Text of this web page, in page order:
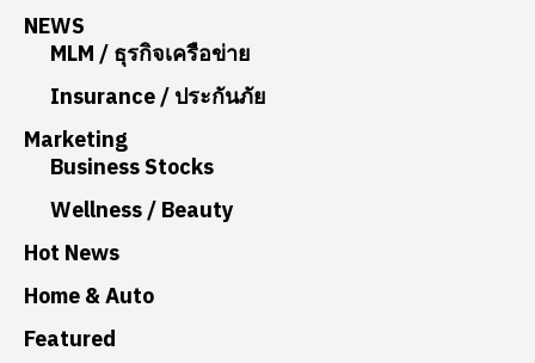
NEWS
MLM / ธุรกิจเครือข่าย
Insurance / ประกันภัย
Marketing
Business Stocks
Wellness / Beauty
Hot News
Home & Auto
Featured